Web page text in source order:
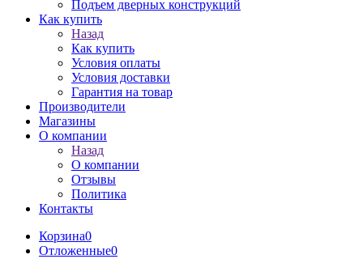
Подъем дверных конструкций
Как купить
Назад
Как купить
Условия оплаты
Условия доставки
Гарантия на товар
Производители
Магазины
О компании
Назад
О компании
Отзывы
Политика
Контакты
Корзина0
Отложенные0